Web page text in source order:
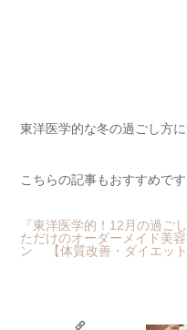
東洋医学的な冬の過ごし方
こちらの記事もおすすめです
『東洋医学的！12月の過ご
ただけのオーダーメイド美
ン 【体質改善・ダイエッ